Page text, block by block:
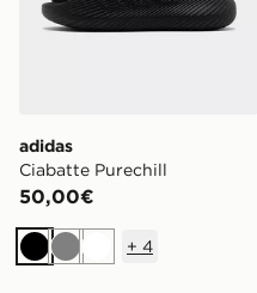
adidas
Ciabatte Purechill
50,00€
NeroGrigioBianco
+ 4